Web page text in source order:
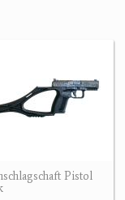
Pistol